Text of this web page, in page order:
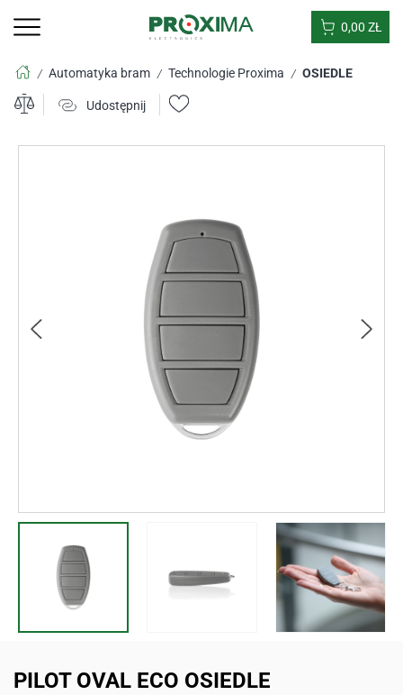
0,00 ZŁ
/ Automatyka bram / Technologie Proxima / OSIEDLE
Udostępnij
PILOT OVAL ECO OSIEDLE